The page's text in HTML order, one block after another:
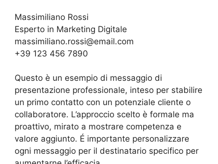
Massimiliano Rossi
Esperto in Marketing Digitale
massimiliano.rossi@email.com
+39 123 456 7890
Questo è un esempio di messaggio di
presentazione professionale, inteso per stabilire
un primo contatto con un potenziale cliente o
collaboratore. L’approccio scelto è formale ma
proattivo, mirato a mostrare competenza e
valore aggiunto. É importante personalizzare
ogni messaggio per il destinatario specifico per